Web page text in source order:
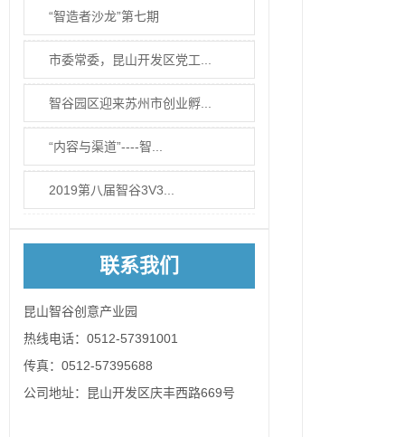
“智造者沙龙”第七期
市委常委，昆山开发区党工...
智谷园区迎来苏州市创业孵...
“内容与渠道”----智...
2019第八届智谷3V3...
联系我们
昆山智谷创意产业园
热线电话：0512-57391001
传真：0512-57395688
公司地址：昆山开发区庆丰西路669号